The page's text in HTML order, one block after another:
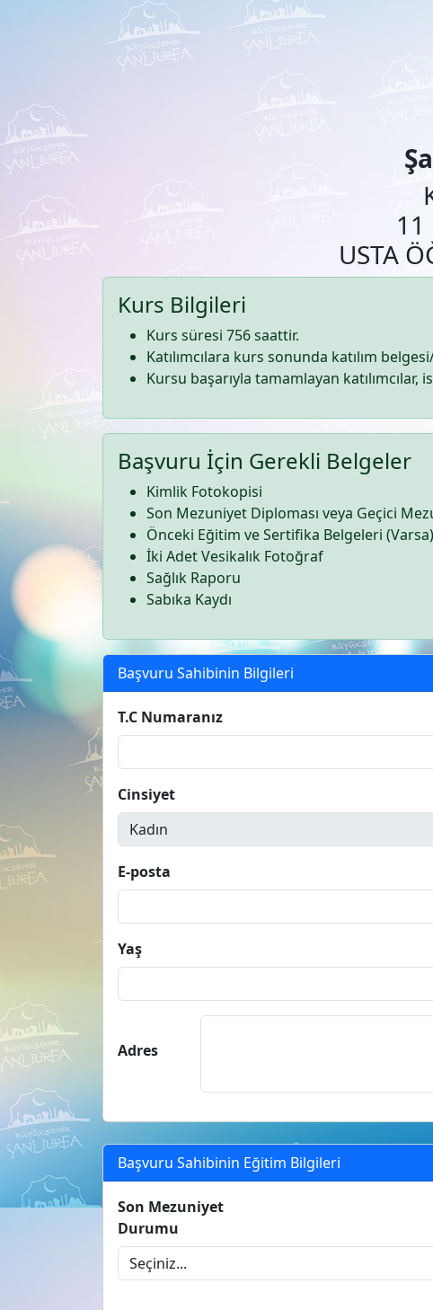
11
USTA
Kurs Bilgileri
Kurs süresi 756 saattir.
Katılımcılara kurs sonunda katılım
Kursu başarıyla tamamlayan
Başvuru İçin Gerekli Belgeler
Kimlik Fotokopisi
Son Mezuniyet Diploması veya Geçici
Önceki Eğitim ve Sertifika Belgeleri (Varsa)
İki Adet Vesikalık Fotoğraf
Sağlık Raporu
Sabıka Kaydı
Başvuru Sahibinin Bilgileri
T.C Numaranız
Cinsiyet
E-posta
Yaş
Adres
Başvuru Sahibinin Eğitim Bilgileri
Son Mezuniyet
Durumu